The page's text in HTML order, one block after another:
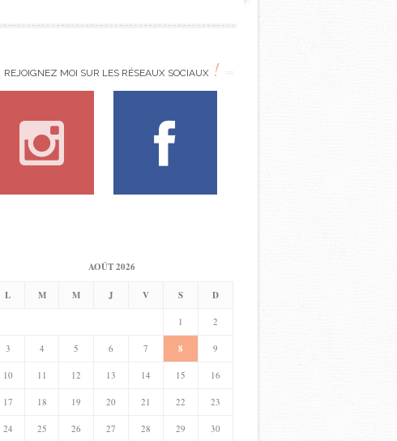
REJOIGNEZ MOI SUR LES RÉSEAUX SOCIAUX !
AOÛT 2026
L M M J V S D
1 2
3 4 5 6 7 8 9
10 11 12 13 14 15 16
17 18 19 20 21 22 23
24 25 26 27 28 29 30